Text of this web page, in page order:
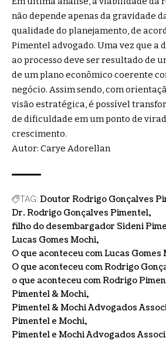
não depende apenas da gravidade
qualidade do planejamento, de
Pimentel advogado. Uma vez que a
ao processo deve ser resultado de
de um plano econômico coerente
negócio. Assim sendo, com
visão estratégica, é possível
de dificuldade em um ponto de
crescimento.
Autor: Carye Adorellan
TAG: Doutor Rodrigo Gonçalves
Dr. Rodrigo Gonçalves Pimentel
filho do desembargador Sideni
Lucas Gomes Mochi
O que aconteceu com Lucas Gomes
O que aconteceu com Rodrigo
o que aconteceu com Rodrigo
Pimentel & Mochi
Pimentel & Mochi Advogados
Pimentel e Mochi
Pimentel e Mochi Advogados